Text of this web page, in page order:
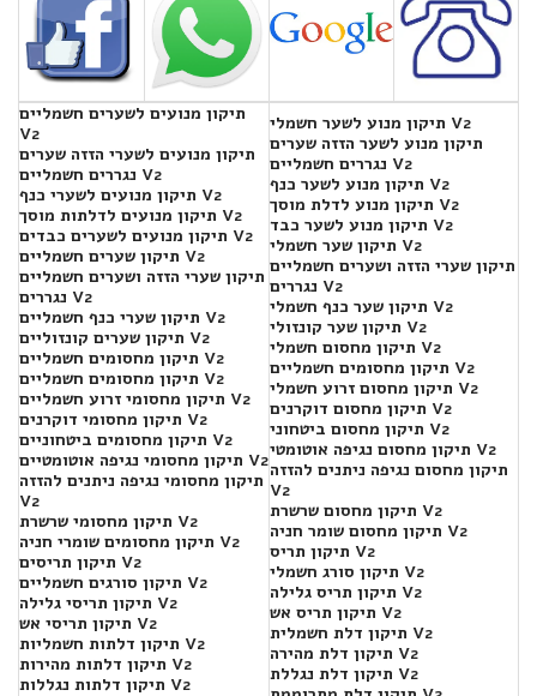
תיקון מנועים לשערים חשמליים
V2
תיקון מנועים לשערי הזזה שערים
נגררים חשמליים V2
תיקון מנועים לשערי כנף V2
תיקון מנועים לדלתות מוסך V2
תיקון מנועים לשערים כבדים V2
תיקון שערים חשמליים V2
תיקון שערי הזזה ושערים חשמליים
נגררים V2
תיקון שערי כנף חשמליים V2
תיקון שערים קונזוליים V2
תיקון מחסומים חשמליים V2
תיקון מחסומים חשמליים V2
תיקון מחסומי זרוע חשמליים V2
תיקון מחסומי דוקרנים V2
תיקון מחסומים ביטחוניים V2
תיקון מחסומי נגיפה אוטומטיים V2
תיקון מחסומי נגיפה ניתנים להזזה
V2
תיקון מחסומי שרשרת V2
תיקון מחסומים שומרי חניה V2
תיקון תריסים V2
תיקון סורגים חשמליים V2
תיקון תריסי גלילה V2
תיקון תריסי אש V2
תיקון דלתות חשמליות V2
תיקון דלתות מהירות V2
תיקון דלתות נגללות V2
תיקון מנוע לשער חשמלי V2
תיקון מנוע לשער הזזה שערים
נגררים חשמליים V2
תיקון מנוע לשער כנף V2
תיקון מנוע לדלת מוסך V2
תיקון מנוע לשער כבד V2
תיקון שער חשמלי V2
תיקון שערי הזזה ושערים חשמליים
נגררים V2
תיקון שער כנף חשמלי V2
תיקון שער קונזולי V2
תיקון מחסום חשמלי V2
תיקון מחסומים חשמליים V2
תיקון מחסום זרוע חשמלי V2
תיקון מחסום דוקרנים V2
תיקון מחסום ביטחוני V2
תיקון מחסום נגיפה אוטומטי V2
תיקון מחסום נגיפה ניתנים להזזה
V2
תיקון מחסום שרשרת V2
תיקון מחסום שומר חניה V2
תיקון תריס V2
תיקון סורג חשמלי V2
תיקון תריס גלילה V2
תיקון תריס אש V2
תיקון דלת חשמלית V2
תיקון דלת מהירה V2
תיקון דלת נגללת V2